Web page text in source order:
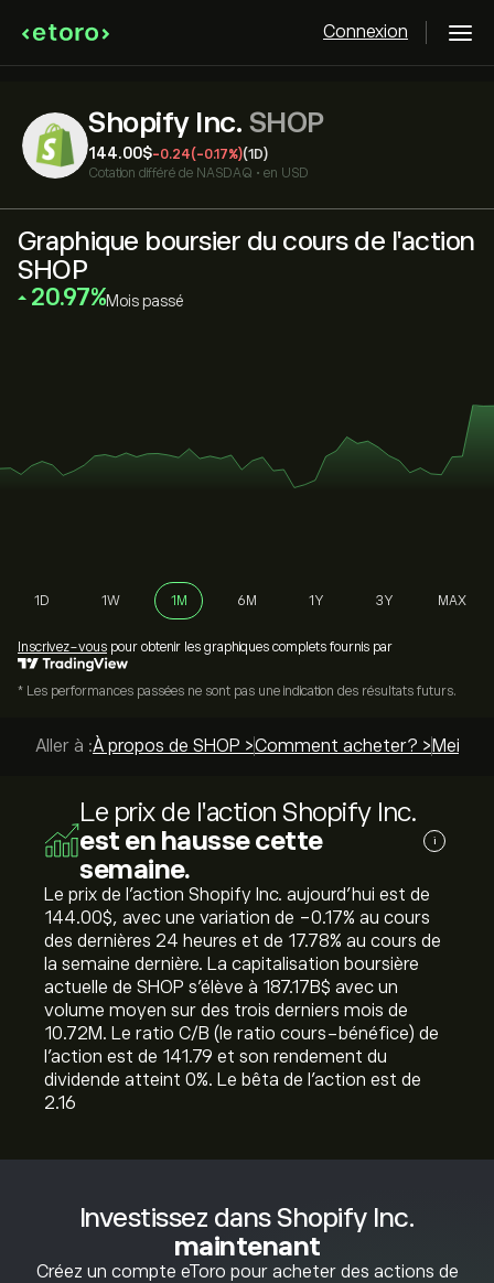
Connexion
Shopify Inc. SHOP
144.00‎$‎-0.24(-0.17%)(1D)
Cotation différé de NASDAQ • en USD
Investissez dans Shopify Inc.
maintenant
Créez un compte eToro pour acheter des actions de
Graphique boursier du cours de l'action
SHOP
‎20.97‎ Mois passé
1D 1W 1M 6M 1Y 3Y MAX
Inscrivez-vous pour obtenir les graphiques complets fournis par
* Les performances passées ne sont pas une indication des résultats futurs.
Aller à :À propos de SHOP >Comment acheter? >
Le prix de l'action Shopify Inc.
est en hausse cette
semaine.
i
Le prix de l'action Shopify Inc. aujourd'hui est de
144.00‎$‎, avec une variation de ‎-0.17‎% au cours
des dernières 24 heures et de ‎17.78‎% au cours de
la semaine dernière. La capitalisation boursière
actuelle de SHOP s'élève à 187.17B‎$‎ avec un
volume moyen sur des trois derniers mois de
10.72M. Le ratio C/B (le ratio cours-bénéfice) de
l'action est de 141.79 et son rendement du
dividende atteint 0%. Le bêta de l'action est de
2.16